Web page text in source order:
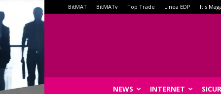
BitMAT BitMATv Top Trade Linea EDP Itis
NEWS INTERNET